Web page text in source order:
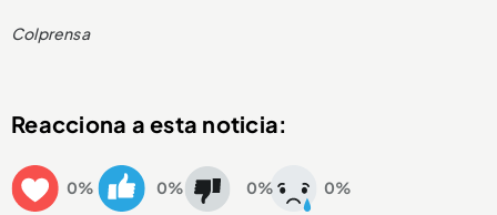
Colprensa
Reacciona a esta noticia:
0% 0% 0% 0%